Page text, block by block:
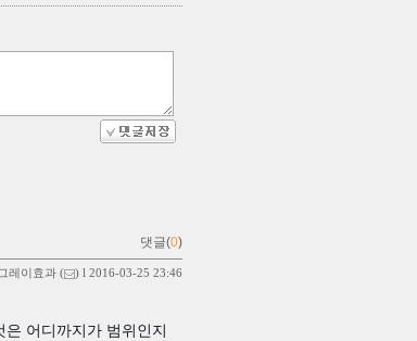
댓글(0)
레이효과 ( ) l 2016-03-25 23:46
어디까지가 범위인지